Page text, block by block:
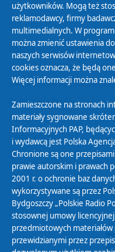
Polityka Prywatności
Zasady korzystania z
Organizacje Pożytku
Cyfryzacja DAB+
Polityka ochrony danych
Abonament
Zamówienia publiczne
Biuletyn Informacji
użytkowników. Mogą też
reklamodawcy, firmy
multimedialnych. W
można zmienić ustawienia
naszych serwisów
cookies oznacza, że będą
Więcej informacji można
Zamieszczone na stronach
materiały sygnowane
Informacyjnych PAP,
i wydawcą jest Polska
Chronione są one
prawie autorskim i prawach
2001 r. o ochronie baz
wykorzystywane są przez
Bydgoszczy „Polskie Radio
stosownej umowy
przedmiotowych
przewidzianymi przez